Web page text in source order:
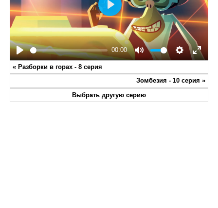
Play
00:00
Mute Settings
Enter
Play
« Разборки в горах - 8 серия
Зомбезия - 10 серия »
Выбрать другую серию